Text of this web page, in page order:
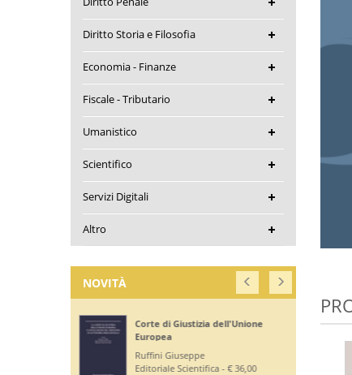
Diritto Storia e Filosofia
Economia - Finanze
Fiscale - Tributario
Umanistico
Scientifico
Servizi Digitali
Altro
NOVITÀ
Corte di Giustizia dell'Unione
Europea
Ruffini Giuseppe
Editoriale Scientifica - € 36,00